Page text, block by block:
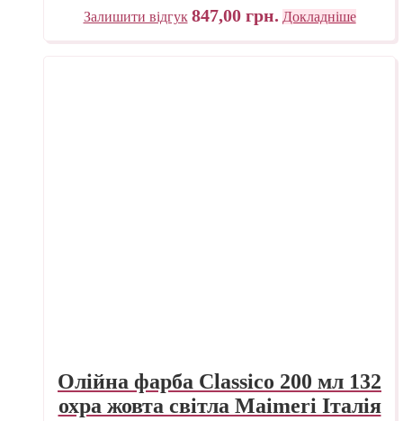
Залишити відгук 847,00 грн. Докладніше
Олійна фарба Classico 200 мл 132
охра жовта світла Maimeri Італія